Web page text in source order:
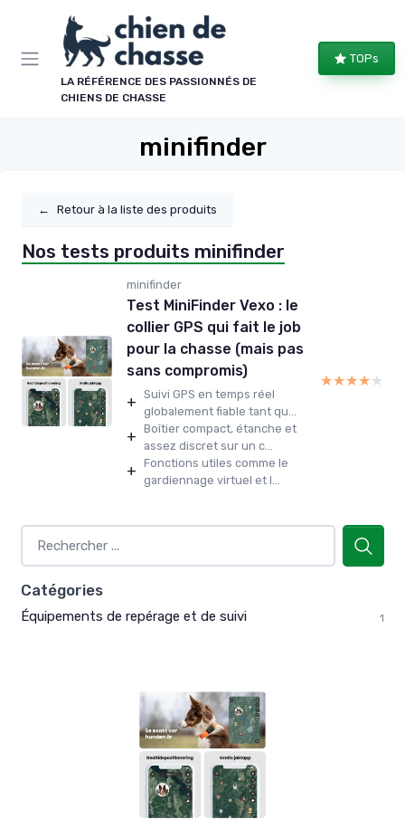
LA RÉFÉRENCE DES PASSIONNÉS DE
CHIENS DE CHASSE
TOPs
minifinder
← Retour à la liste des produits
Nos tests produits minifinder
minifinder
Test MiniFinder Vexo : le
collier GPS qui fait le job
pour la chasse (mais pas
sans compromis)
+ Suivi GPS en temps réel
globalement fiable tant qu...
+ Boîtier compact, étanche et
assez discret sur un c...
+ Fonctions utiles comme le
gardiennage virtuel et l...
★★★★★
★★★★★
Catégories
Équipements de repérage et de suivi 1
Panneau de gestion des cookies